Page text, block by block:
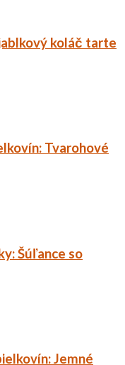
koláč tarte
Tvarohové
Šúľance so
Jemné